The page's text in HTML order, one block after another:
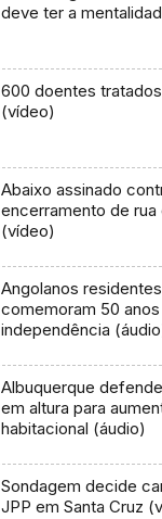
deve ter a
600 doentes
(vídeo)
Abaixo assinado
encerramento de
(vídeo)
Angolanos
comemoram 50
independência
Albuquerque
em altura para
habitacional (áudio)
Sondagem decide
JPP em Santa Cruz